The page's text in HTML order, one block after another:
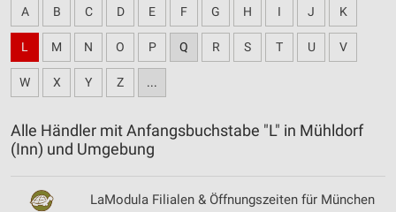
A B C D E F G H I J K
L M N O P Q R S T U V
W X Y Z ...
Alle Händler mit Anfangsbuchstabe "L" in Mühldorf
(Inn) und Umgebung
LaModula Filialen & Öffnungszeiten für München